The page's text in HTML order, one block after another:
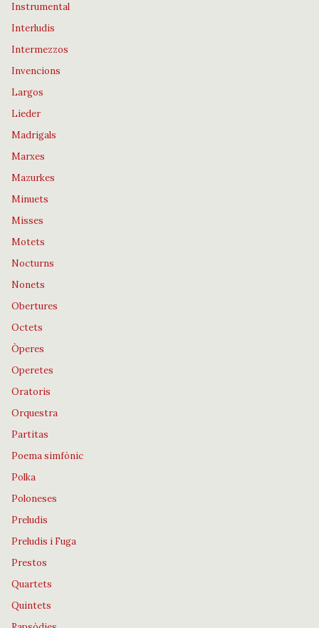
Instrumental
Interludis
Intermezzos
Invencions
Largos
Lieder
Madrigals
Marxes
Mazurkes
Minuets
Misses
Motets
Nocturns
Nonets
Obertures
Octets
Òperes
Operetes
Oratoris
Orquestra
Partitas
Poema simfònic
Polka
Poloneses
Preludis
Preludis i Fuga
Prestos
Quartets
Quintets